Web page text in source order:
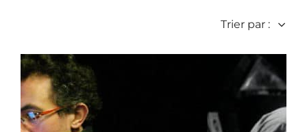
Trier par :